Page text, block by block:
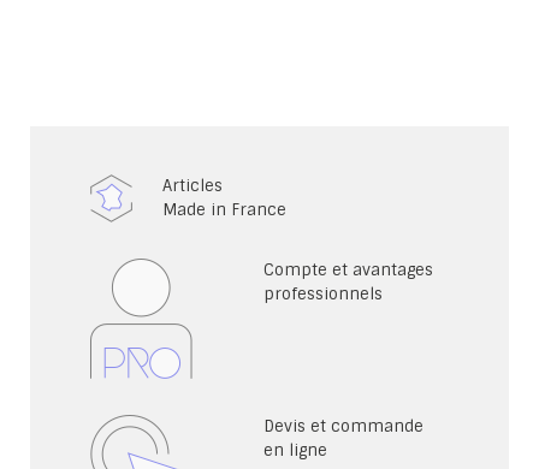
Articles
Made in France
Compte et avantages
professionnels
Devis et commande
en ligne